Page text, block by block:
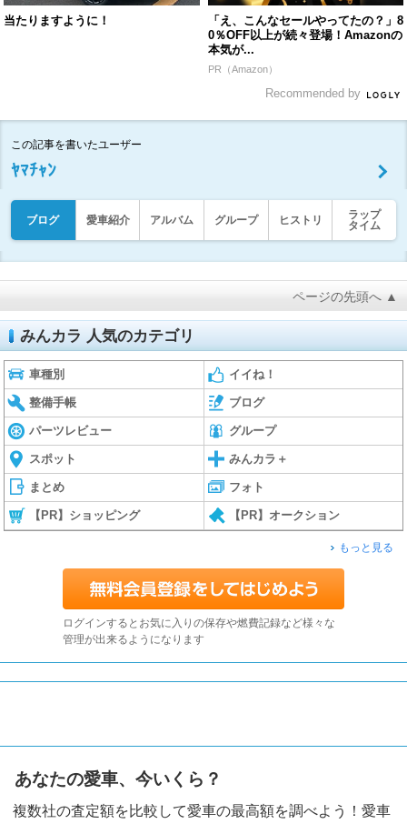
当たりますように！
「え、こんなセールやってたの？」8
0％OFF以上が続々登場！Amazonの
本気が...
PR（Amazon）
Recommended by
この記事を書いたユーザー
ﾔﾏﾁｬﾝ
ブログ 愛車紹介 アルバム グループ ヒストリ
ラップ
タイム
ページの先頭へ ▲
みんカラ 人気のカテゴリ
車種別 イイね！
整備手帳 ブログ
パーツレビュー グループ
スポット みんカラ＋
まとめ フォト
【PR】ショッピング 【PR】オークション
もっと見る
ログインするとお気に入りの保存や燃費記録など様々な
管理が出来るようになります
あなたの愛車、今いくら？
複数社の査定額を比較して愛車の最高額を調べよう！愛車